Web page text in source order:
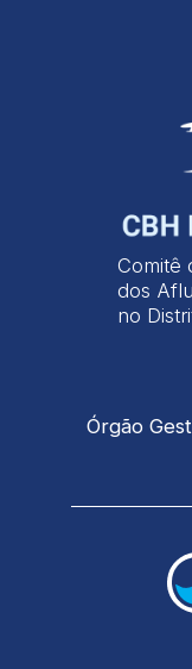
Comitê
dos
no
Órgão